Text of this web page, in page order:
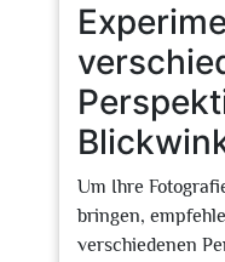
Um Ihre
bringen,
verschiedenen